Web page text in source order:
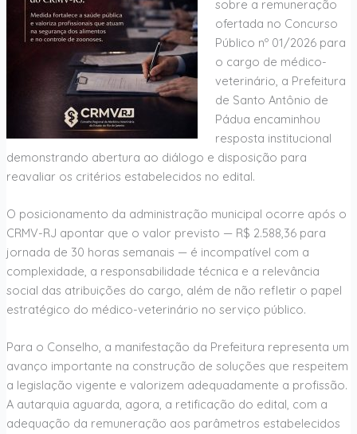
sobre a remuneração
ofertada no Concurso
Público nº 01/2026 para
o cargo de médico-
veterinário, a Prefeitura
de Santo Antônio de
Pádua encaminhou
resposta institucional
demonstrando abertura ao diálogo e disposição para
reavaliar os critérios estabelecidos no edital.
O posicionamento da administração municipal ocorre após o
CRMV-RJ apontar que o valor previsto — R$ 2.588,36 para
jornada de 30 horas semanais — é incompatível com a
complexidade, a responsabilidade técnica e a relevância
social das atribuições do cargo, além de não refletir o papel
estratégico do médico-veterinário no serviço público.
Para o Conselho, a manifestação da Prefeitura representa um
avanço importante na construção de soluções que respeitem
a legislação vigente e valorizem adequadamente a profissão.
A autarquia aguarda, agora, a retificação do edital, com a
adequação da remuneração aos parâmetros estabelecidos